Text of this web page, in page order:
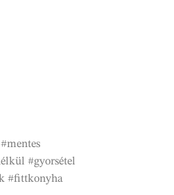
#gyorsétel
#fittkonyha